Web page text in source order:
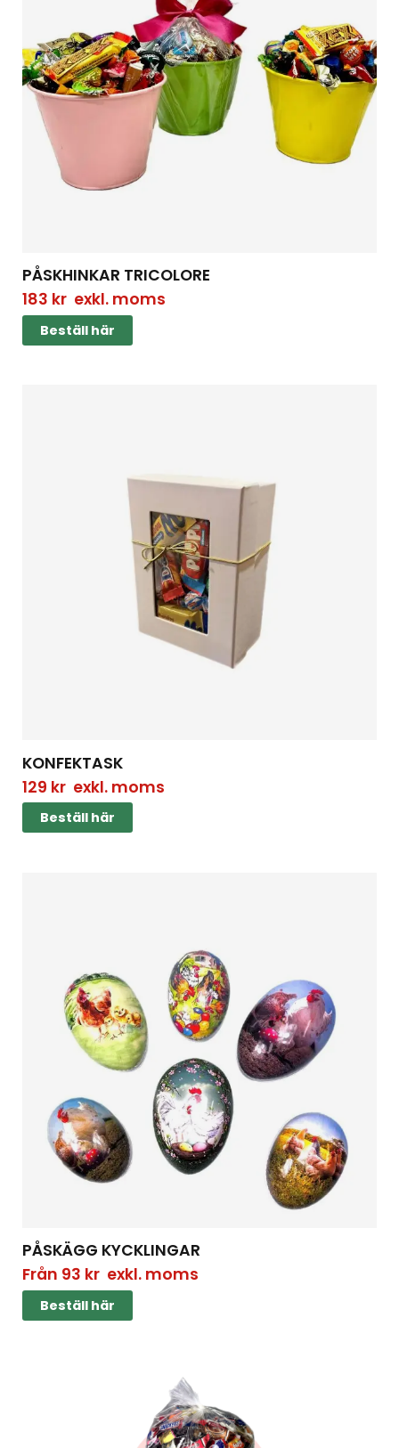
PÅSKHINKAR TRICOLORE
183 krexkl. moms
Beställ här
KONFEKTASK
129 krexkl. moms
Beställ här
PÅSKÄGG KYCKLINGAR
Från 93 krexkl. moms
Beställ här